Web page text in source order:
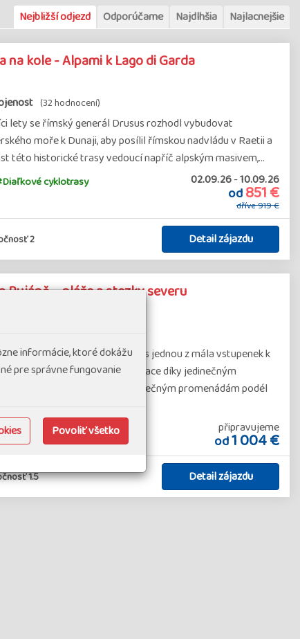
Nejbližší odjezd Odporúčame Najdlhšia Najlacnejšie
na kole - Alpami k Lago di Garda
(32 hodnocení)
lety se římský generál Drusus rozhodl vybudovat
moře k Dunaji, aby posílil římskou nadvládu v Raetii a
této historické trasy vedoucí napříč alpským masivem,…
cyklotrasy 02.09.26-10.09.26
od851 €
dříve919 €
2 Detail zájazdu
– pláže a stezky severu
kdy tento ostrov byl pro nás jednou z mála vstupenek k
stala velmi žádaná destinace díky jedinečným
lázeňské architektuře, nekonečným promenádám podél
zájazdy s turistikou připravujeme
od1 004 €
1.5 Detail zájazdu
informácie, ktoré dokážu
pre správne fungovanie
Povoliť všetko